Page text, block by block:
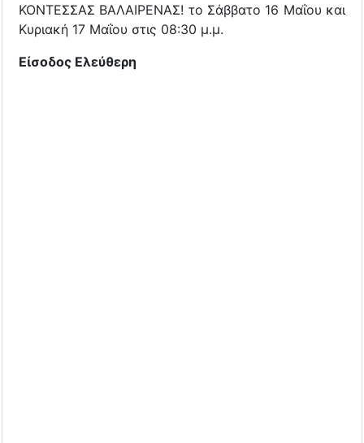
ΚΟΝΤΕΣΣΑΣ ΒΑΛΑΙΡΕΝΑΣ! το Σάββατο 16 Μαΐου και
Κυριακή 17 Μαΐου στις 08:30 μ.μ.
Είσοδος Ελεύθερη